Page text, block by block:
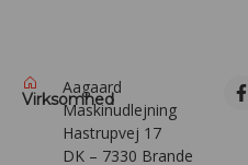
Virksomhed
Aagaard
Maskinudlejning
Hastrupvej 17
DK – 7330 Brande